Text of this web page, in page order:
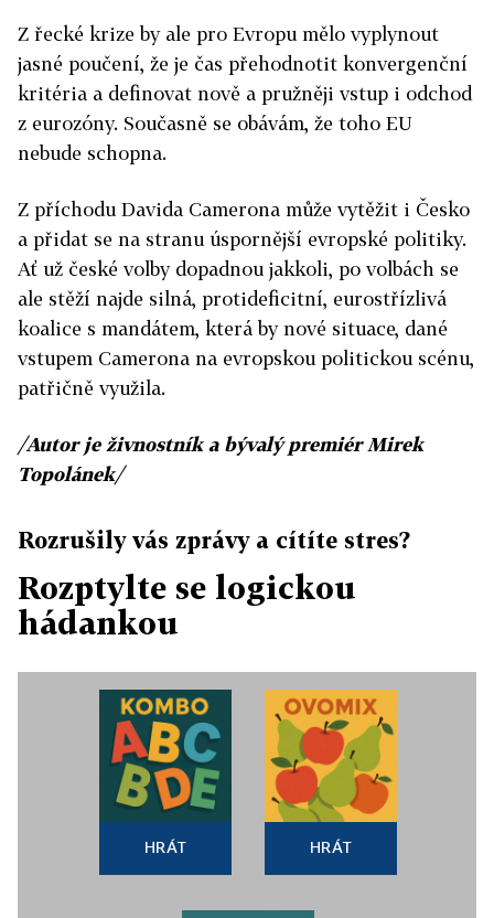
Z řecké krize by ale pro Evropu mělo vyplynout
jasné poučení, že je čas přehodnotit konvergenční
kritéria a definovat nově a pružněji vstup i odchod
z eurozóny. Současně se obávám, že toho EU
nebude schopna.
Z příchodu Davida Camerona může vytěžit i Česko
a přidat se na stranu úspornější evropské politiky.
Ať už české volby dopadnou jakkoli, po volbách se
ale stěží najde silná, protideficitní, eurostřízlivá
koalice s mandátem, která by nové situace, dané
vstupem Camerona na evropskou politickou scénu,
patřičně využila.
/Autor je živnostník a bývalý premiér Mirek
Topolánek/
Rozrušily vás zprávy a cítíte stres?
Rozptylte se logickou
hádankou
HRÁT HRÁT